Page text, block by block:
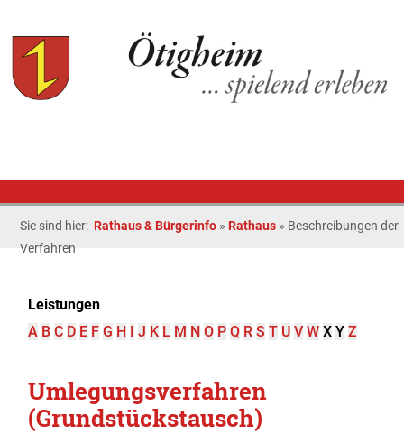
Sie sind hier: Rathaus & Bürgerinfo » Rathaus » Beschreibungen der
Verfahren
Leistungen
A B C D E F G H I J K L M N O P Q R S T U V W X Y Z
Umlegungsverfahren
(Grundstückstausch)